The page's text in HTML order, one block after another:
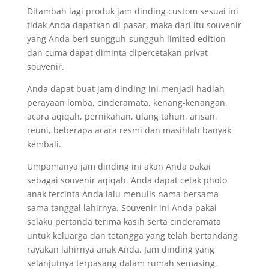
Ditambah lagi produk jam dinding custom sesuai ini
tidak Anda dapatkan di pasar, maka dari itu souvenir
yang Anda beri sungguh-sungguh limited edition
dan cuma dapat diminta dipercetakan privat
souvenir.
Anda dapat buat jam dinding ini menjadi hadiah
perayaan lomba, cinderamata, kenang-kenangan,
acara aqiqah, pernikahan, ulang tahun, arisan,
reuni, beberapa acara resmi dan masihlah banyak
kembali.
Umpamanya jam dinding ini akan Anda pakai
sebagai souvenir aqiqah. Anda dapat cetak photo
anak tercinta Anda lalu menulis nama bersama-
sama tanggal lahirnya. Souvenir ini Anda pakai
selaku pertanda terima kasih serta cinderamata
untuk keluarga dan tetangga yang telah bertandang
rayakan lahirnya anak Anda. Jam dinding yang
selanjutnya terpasang dalam rumah semasing,